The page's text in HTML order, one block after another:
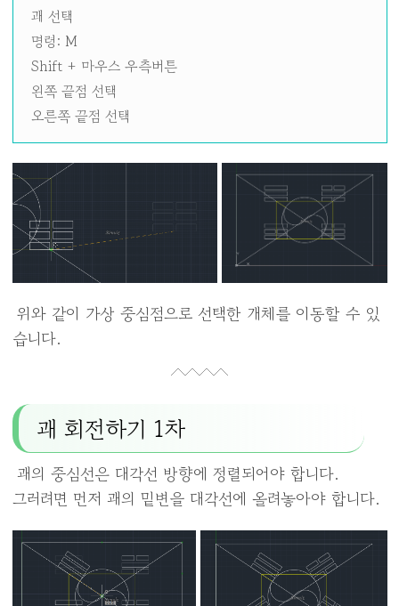
괘 선택
명령: M
Shift + 마우스 우측버튼
왼쪽 끝점 선택
오른쪽 끝점 선택
위와 같이 가상 중심점으로 선택한 개체를 이동할 수 있
습니다.
괘 회전하기 1차
괘의 중심선은 대각선 방향에 정렬되어야 합니다.
그러려면 먼저 괘의 밑변을 대각선에 올려놓아야 합니다.